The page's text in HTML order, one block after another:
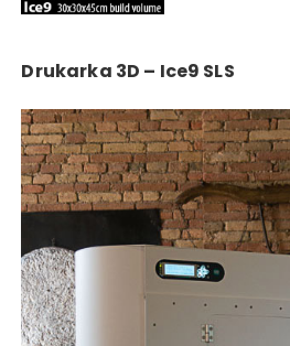
Drukarka 3D – Ice9 SLS